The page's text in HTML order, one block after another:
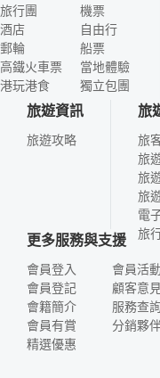
旅行團
酒店
郵輪
高鐵火車票
港玩港食
機票
自由行
船票
當地體驗
獨立包團
旅遊資訊
旅遊攻略
旅
旅
旅
旅
旅
電
旅
更多服務與支援
會員登入
會員登記
會籍簡介
會員有賞
精選優惠
會員活動
顧客意
服務查
分銷夥